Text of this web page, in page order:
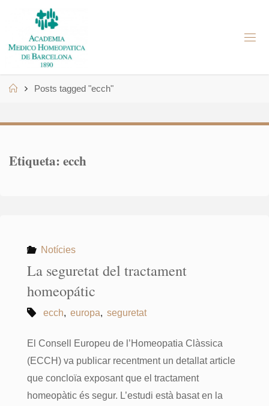
content
B
HomePosts tagged "ecch"
Etiqueta:ecch
Notícies
La seguretat del tractament
homeopátic
ecch europa seguretat
El Consell Europeu de l’Homeopatia Clàssica
(ECCH) va publicar recentment un detallat article
que concloïa exposant que el tractament
homeopàtic és segur. L’estudi està basat en la